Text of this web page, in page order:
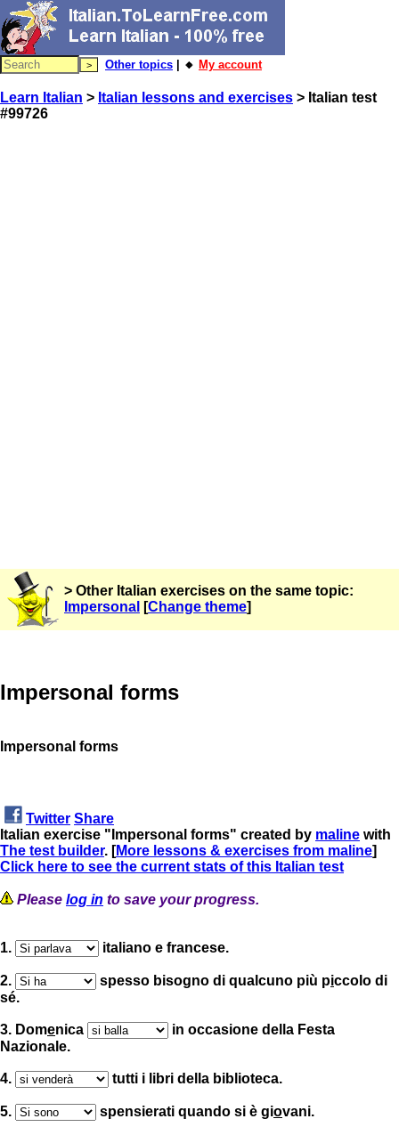
Other topics | 🔸 My account
Learn Italian > Italian lessons and exercises > Italian test
#99726
> Other Italian exercises on the same topic:
Impersonal
[Change theme]
Impersonal forms
Impersonal forms
Twitter Share
Italian exercise "Impersonal forms" created by maline with
The test builder. [More lessons & exercises from maline]
Click here to see the current stats of this Italian test
Please log in to save your progress.
1. italiano e francese.
2. spesso bisogno di qualcuno più piccolo di
sé.
3. Domenica
in occasione della Festa
Nazionale.
4. tutti i libri della biblioteca.
5. spensierati quando si è giovani.